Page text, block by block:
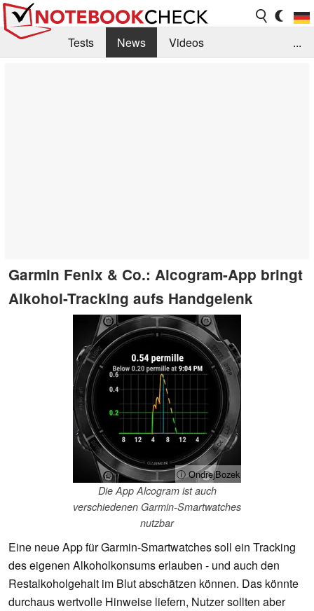
Tests News
Videos
...
Garmin Fenix & Co.: Alcogram-App bringt
Alkohol-Tracking aufs Handgelenk
ⓘ OndrejBozek
Die App Alcogram ist auch
verschiedenen Garmin-Smartwatches
nutzbar
Eine neue App für Garmin-Smartwatches soll ein Tracking
des eigenen Alkoholkonsums erlauben - und auch den
Restalkoholgehalt im Blut abschätzen können. Das könnte
durchaus wertvolle Hinweise liefern, Nutzer sollten aber